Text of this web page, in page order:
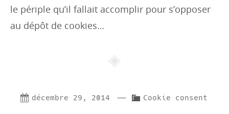
le périple qu’il fallait accomplir pour s’opposer
au dépôt de cookies…
décembre 29, 2014 — C
Cookie consent